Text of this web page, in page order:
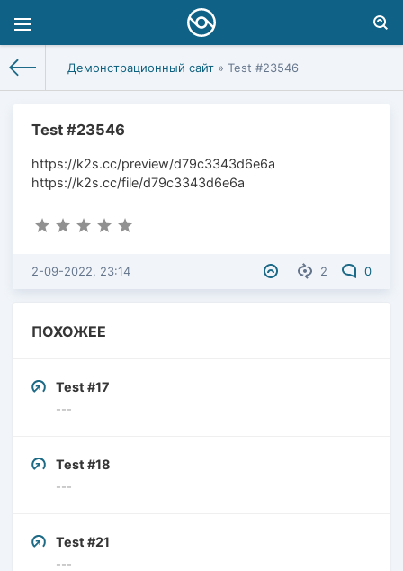
Демонстрационный сайт » Test #23546
Test #23546
https://k2s.cc/preview/d79c3343d6e6a
https://k2s.cc/file/d79c3343d6e6a
2 0
2-09-2022, 23:14
ПОХОЖЕЕ
Test #17
---
Test #18
---
Test #21
---